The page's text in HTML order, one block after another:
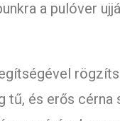
a pulóver
tű, és erős